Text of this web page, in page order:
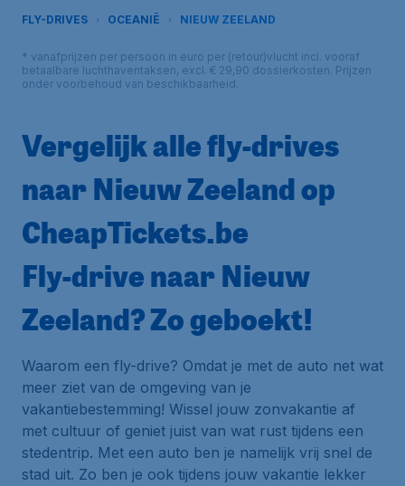
FLY-DRIVES OCEANIË NIEUW ZEELAND
* vanafprijzen per persoon in euro per (retour)vlucht incl. vooraf
betaalbare luchthaventaksen, excl. € 29,90 dossierkosten. Prijzen
onder voorbehoud van beschikbaarheid.
Vergelijk alle fly-drives
naar Nieuw Zeeland op
CheapTickets.be
Fly-drive naar Nieuw
Zeeland? Zo geboekt!
Waarom een fly-drive? Omdat je met de auto net wat
meer ziet van de omgeving van je
vakantiebestemming! Wissel jouw zonvakantie af
met cultuur of geniet juist van wat rust tijdens een
stedentrip. Met een auto ben je namelijk vrij snel de
stad uit. Zo ben je ook tijdens jouw vakantie lekker